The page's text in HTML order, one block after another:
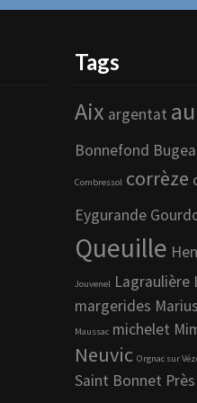
Tags
Aix argentat
Bonnefond
Combressol corrèze
Eygurande
Queuille
Jouvenel Lagraulière
margerides
Maussac michelet
Neuvic Orgnac sur
Saint Bonnet